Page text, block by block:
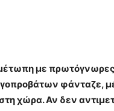
με
φάνταζε,
χώρα. Αν δεν